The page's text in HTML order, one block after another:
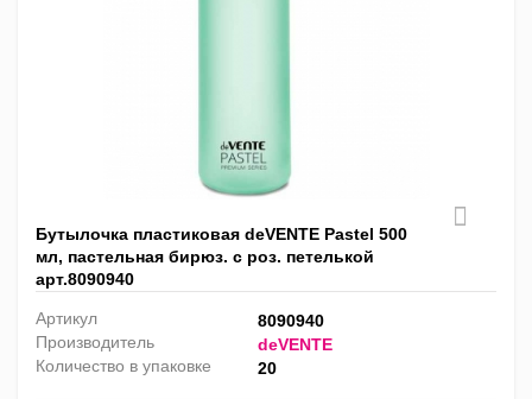
Бутылочка пластиковая deVENTE Pastel 500
мл, пастельная бирюз. c роз. петелькой
арт.8090940
Артикул
8090940
Производитель
deVENTE
Количество в упаковке
20